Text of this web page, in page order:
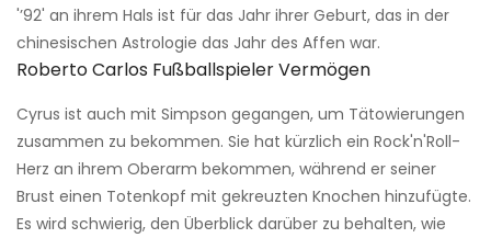
'’92' an ihrem Hals ist für das Jahr ihrer Geburt, das in der
chinesischen Astrologie das Jahr des Affen war.
Roberto Carlos Fußballspieler Vermögen
Cyrus ist auch mit Simpson gegangen, um Tätowierungen
zusammen zu bekommen. Sie hat kürzlich ein Rock'n'Roll-
Herz an ihrem Oberarm bekommen, während er seiner
Brust einen Totenkopf mit gekreuzten Knochen hinzufügte.
Es wird schwierig, den Überblick darüber zu behalten, wie